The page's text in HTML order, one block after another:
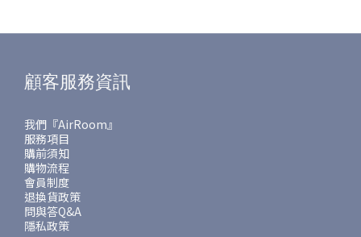
顧客服務資訊
我們『AirRoom』
服務項目
購前須知
購物流程
會員制度
退換貨政策
問與答Q&A
隱私政策